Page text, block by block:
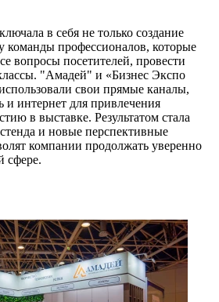
в себя не только создание
команды профессионалов, которые
вопросы посетителей, провести
"Амадей" и «Бизнес Экспо
свои прямые каналы,
и интернет для привлечения
в выставке. Результатом стала
и новые перспективные
компании продолжать уверенно
сфере.